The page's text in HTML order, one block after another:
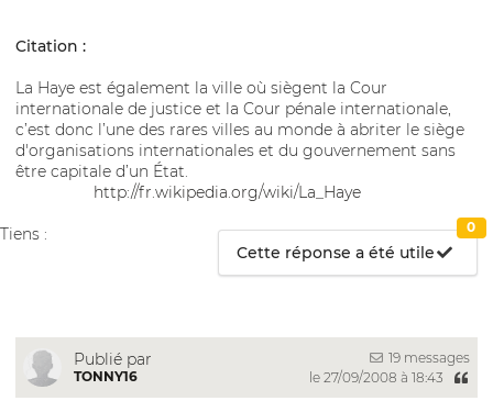
Citation :
La Haye est également la ville où siègent la Cour
internationale de justice et la Cour pénale internationale,
c’est donc l’une des rares villes au monde à abriter le siège
d'organisations internationales et du gouvernement sans
être capitale d’un État.
Tiens :
http://fr.wikipedia.org/wiki/La_Haye
Cette réponse a été utile
0
Publié par
TONNY16
19 messages
le 27/09/2008 à 18:43